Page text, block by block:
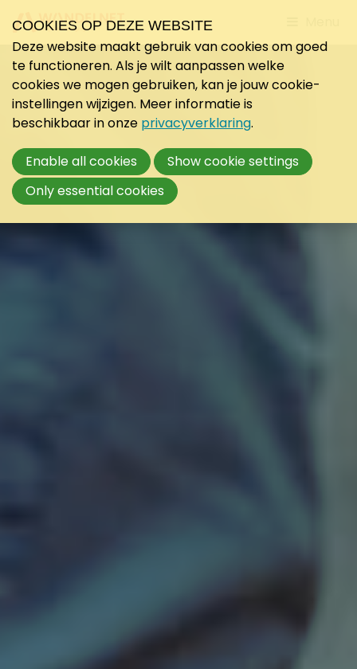
to
COOKIES OP DEZE WEBSITE
Deze website maakt gebruik van cookies om goed
te functioneren. Als je wilt aanpassen welke
cookies we mogen gebruiken, kan je jouw cookie-
instellingen wijzigen. Meer informatie is
beschikbaar in onze privacyverklaring.
Enable all cookies
Show cookie settings
Only essential cookies